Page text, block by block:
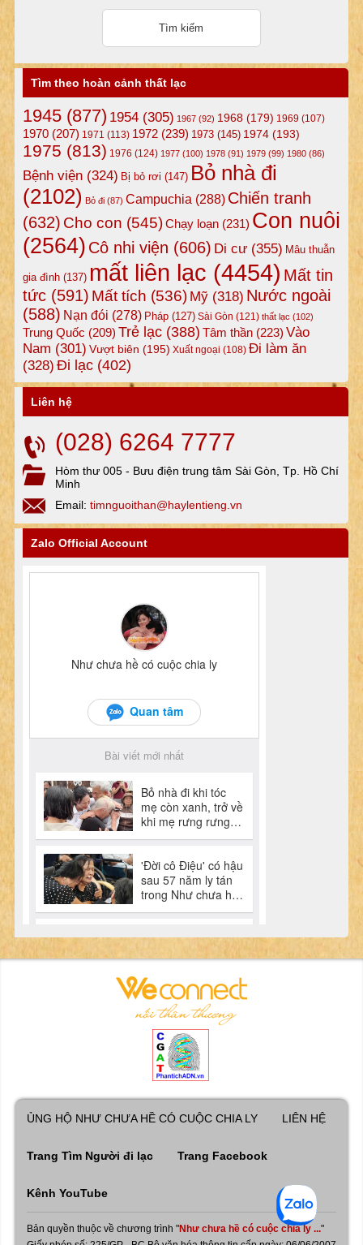
Tìm theo hoàn cảnh thất lạc
1945(877) 1954(305) 1967(92) 1968(179) 1969 (107)
1970(207) 1971 (113) 1972(239) 1973(145) 1974(193)
1975 (813) 1976 (124) 1977(100) 1978(91) 1979(99) 1980(86)
Bệnh viện(324) Bị bỏ rơi (147) Bỏ nhà đi
(2102) Bỏ đi(87) Campuchia (288) Chiến tranh
(632) Cho con (545)Chạy loạn(231) Con nuôi
(2564) Cô nhi viện (606) Di cư(355) Mâu thuẫn
gia đình(137) mất liên lạc (4454) Mất tin
tức(591) Mất tích (536) Mỹ(318) Nước ngoài
(588) Nạn đói (278) Pháp(127) Sài Gòn (121) thất lạc (102)
Trung Quốc (209) Trẻ lạc(388) Tâm thần(223) Vào
Nam (301) Vượt biên (195) Xuất ngoại (108) Đi làm ăn
(328) Đi lạc(402)
Liên hệ
(028) 6264 7777
Hòm thư 005 - Bưu điện trung tâm Sài Gòn, Tp. Hồ Chí
Minh
Email: timnguoithan@haylentieng.vn
Zalo Official Account
ỦNG HỘ NHƯ CHƯA HỀ CÓ CUỘC CHIA LY LIÊN HỆ
Trang Tìm Người đi lạc Trang Facebook
Kênh YouTube
Bản quyền thuộc về chương trình "Như chưa hề có cuộc chia ly ..."